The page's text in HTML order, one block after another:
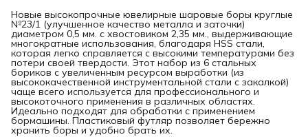
Новые высокопрочные ювелирные шаровые боры круглые
№23/1 (улучшенное качество металла и заточки)
диаметром 0,5 мм. с хвостовиком 2,35 мм., выдерживающие
многократные использования, благодаря HSS стали,
которая легко справляется с высокими температурами без
потери своей твердости. Этот набор из 6 стальных
бориков с увеличенным ресурсом выработки (из
высококачественной инструментальной стали с закалкой)
чаще всего используется для профессионального и
высокоточного применения в различных областях.
Идеально подходят для обработки с применением
бормашины. Пластиковый футляр позволяет бережно
хранить боры и удобно брать их.